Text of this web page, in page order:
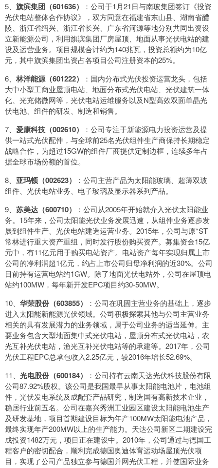
5、 旗滨集团（601636）
：公司于1月21日与南玻集团签订《投资
光伏电站整体合作协议》，双方同意在福建省东山县、湖南省醴
陵、浙江省绍兴、浙江省长兴、广东省河源等地分别共同出资设
立新能源公司，利用旗滨集团厂房屋顶、地面从事光伏电站的建
设及运营业务。项目规模合计约为140兆瓦，投资总额约为10亿
元，其中旗滨集团出资占各项目公司注册资本的25%。
6、 林洋能源（601222）
：国内分布式光伏投资运营龙头，包括
大中小型工商业屋顶电站、地面分布式光伏电站、光伏建筑一体
化、光充储微网等，光伏电站运维服务以及N型高效双面单晶光
伏电池、组件的研发、制造和销售。
7、 爱康科技（002610）
：公司专注于新能源电力投资运营及提
供一站式光伏配件，与全球前25名光伏组件生产商保持长期稳定
战略合作，为超过15GW的组件厂商提供定制边框，连续多年占
据全球市场份额的首位。
8、 亚玛顿（002623）
：公司主营产品为太阳能玻璃、超薄双玻
组件、光伏电站业务、电子玻璃及显示器系列产品。
9、 苏美达（600710）
：公司从2005年开始就介入光伏太阳能业
务。15年来，公司太阳能光伏业务发展迅速，从组件业务逐步发
展到组件生产、光伏电站建造运营业务。2015年，公司与原*ST
常林进行重大资产重组，同时发行股份购买资产。募集资金15亿
元中，有11亿元用于购买电站资产。电站资产每年实现归属上市
公司的净利润超1亿元，约占上市公司归母净利润的近30%。公司
目前持有运营电站约1GW。除了地面光伏电站外，公司在屋顶电
站约100MW，每年新开发EPC项目约30-50MW。
10、 华荣股份（603855）
：公司在巩固主营业务的基础上，逐步
进入太阳能新能源光伏领域。公司积极探索其他与公司主营业务
相关的具有发展潜力的业务领域，属于公司业务的适当延伸。主
要业务包含大型地面集中式光伏电站，屋顶分布式光伏电站，农
光互补光伏电站，渔光互补光伏电站等的承建等。2017年，公司
光伏工程EPC总承包收入2.25亿元，较2016年增长52.69%。
11、 光电股份（600184）
：公司持有云南天达光伏科技股份有限
公司87.92%股权。该公司是我国最早从事太阳能电池片，电池组
件，光伏发电系统及成配套产品研究，制造国有高新技术企业，
稳居行业前五名。公司在嘉兴秀洲工业园区建设太阳能电池生产
及研发基地，项目首期建设目标为年产100MW太阳能电池产品，
最终实现年产200MW以上的生产能力。天达公司新区二期建设完
成投资1482万元，项目正在建设中。2010年，公司通过与德国工
程客户的密切配合，顺利完成德国奥迪体育运动场屋顶光伏项
目，实现了公司产品独立参与德国并网光伏工程，并使国际业务